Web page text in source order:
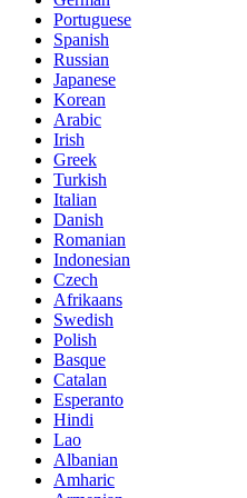
Portuguese
Spanish
Russian
Japanese
Korean
Arabic
Irish
Greek
Turkish
Italian
Danish
Romanian
Indonesian
Czech
Afrikaans
Swedish
Polish
Basque
Catalan
Esperanto
Hindi
Lao
Albanian
Amharic